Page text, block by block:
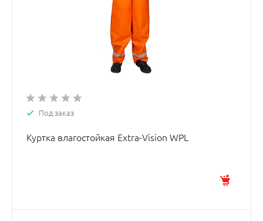
Под заказ
Куртка влагостойкая Extra-Vision WPL